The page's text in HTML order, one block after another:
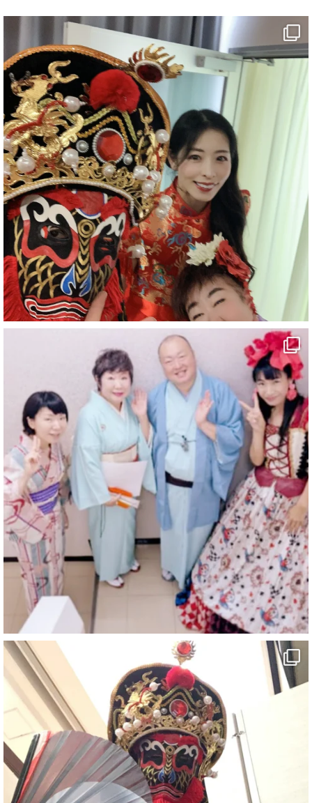
マジシャン派遣 パッションプリンセス【公式】
@comedy_illusion · 7 8月
お疲れ様です
YouTubeを更新しました
https://youtu.be/9sHKhUQBmUE @YouTube
#企業公式がお疲れ様を言い合う
#チャンネル登録おねがいします
#愛媛県
#新居浜市
#マイントピア別子
#泉寿亭
#有形文化財
#四国
#愛媛観光
#旅行
#旅行動画
#一人旅
#観光スポット
#旅行好きと繋がりたい
5 X
マジシャン派遣 パッションプリンセス【公式】
@comedy_illusion · 6 8月
お疲れ様です
ブログ更新しました
「マジシャン和歌山旅 白浜町・三段壁」
#企業公式がお疲れ様を言い合う
#旅行好きな人と繋がりたい
#一人旅
#女性マジシャン
#出張マジック
#マジシャン派遣
#イリュージョン
#和歌山県
#白浜町
#変面ショー
#イベント
#宴会
#余興
1 5 X